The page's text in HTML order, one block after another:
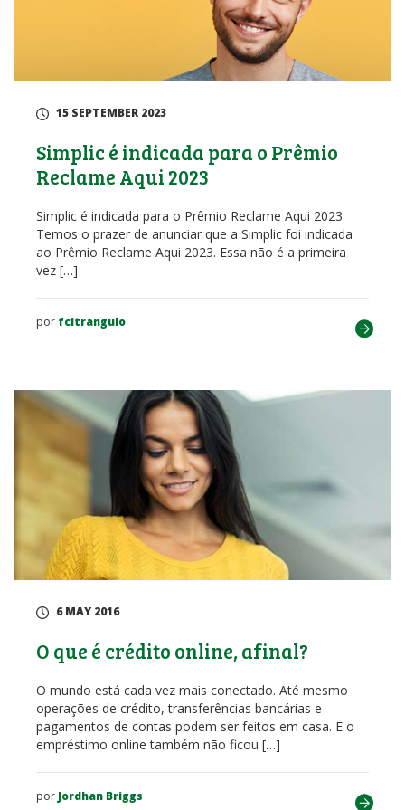
15 SEPTEMBER 2023
Simplic é indicada para o Prêmio
Reclame Aqui 2023
Simplic é indicada para o Prêmio Reclame Aqui 2023
Temos o prazer de anunciar que a Simplic foi indicada
ao Prêmio Reclame Aqui 2023. Essa não é a primeira
vez […]
por fcitrangulo
6 MAY 2016
O que é crédito online, afinal?
O mundo está cada vez mais conectado. Até mesmo
operações de crédito, transferências bancárias e
pagamentos de contas podem ser feitos em casa. E o
empréstimo online também não ficou […]
por Jordhan Briggs